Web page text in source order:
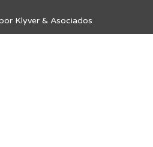
Klyver & Asociados